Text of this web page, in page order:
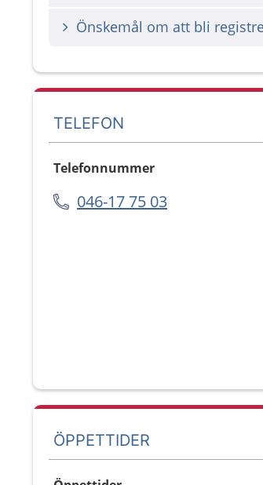
TELEFON
Telefonnummer
046-17 75 03
ÖPPETTIDER